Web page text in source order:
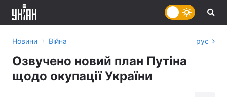
Новини › Війна рус
Озвучено новий план Путіна
щодо окупації України